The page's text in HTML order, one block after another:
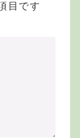
目です